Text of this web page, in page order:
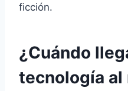
ficción.
¿Cuándo
tecnología al